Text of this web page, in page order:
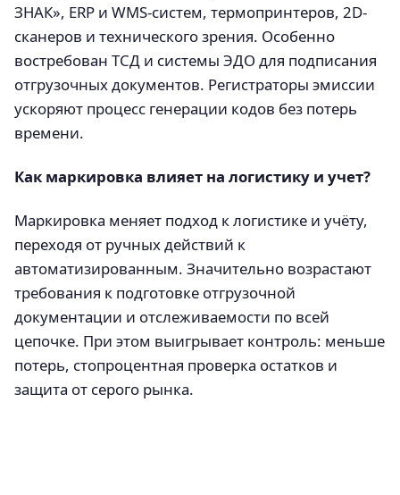
ЗНАК», ERP и WMS-систем, термопринтеров, 2D-
сканеров и технического зрения. Особенно
востребован ТСД и системы ЭДО для подписания
отгрузочных документов. Регистраторы эмиссии
ускоряют процесс генерации кодов без потерь
времени.
Как маркировка влияет на логистику и учет?
Маркировка меняет подход к логистике и учёту,
переходя от ручных действий к
автоматизированным. Значительно возрастают
требования к подготовке отгрузочной
документации и отслеживаемости по всей
цепочке. При этом выигрывает контроль: меньше
потерь, стопроцентная проверка остатков и
защита от серого рынка.